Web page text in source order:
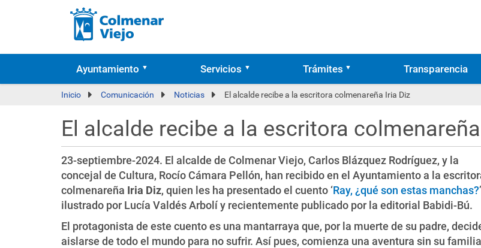
Ayuntamiento Servicios Trámites Transparencia
Inicio Comunicación Noticias El alcalde recibe a la escritora colmenareña Iria Diz
El alcalde recibe a la escritora
23-septiembre-2024. El alcalde de Colmenar Viejo, Carlos Blázquez Rodríguez, y la
concejal de Cultura, Rocío Cámara Pellón, han recibido en el Ayuntamiento a la
colmenareña Iria Diz, quien les ha presentado el cuento ‘Ray, ¿qué son estas manchas?
ilustrado por Lucía Valdés Arbolí y recientemente publicado por la editorial Babidi-Bú.
El protagonista de este cuento es una mantarraya que, por la muerte de su padre,
aislarse de todo el mundo para no sufrir. Así pues, comienza una aventura sin su